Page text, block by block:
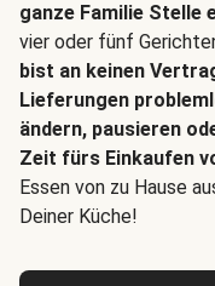
ganze Familie Stelle
vier oder fünf
bist an keinen
Lieferungen
ändern, pausieren
Zeit fürs Einkaufen
Essen von zu Hause
Deiner Küche!